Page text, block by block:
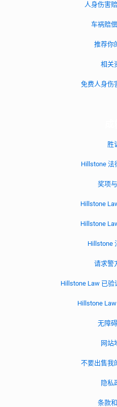
人身伤害
车祸赔
推荐你
相关
免费人身伤
胜
Hillstone 法
奖项
Hillstone
Hillstone
Hillstone
请求警
Hillstone Law 已
Hillstone
无障
网站
不要出售我
隐私
条款